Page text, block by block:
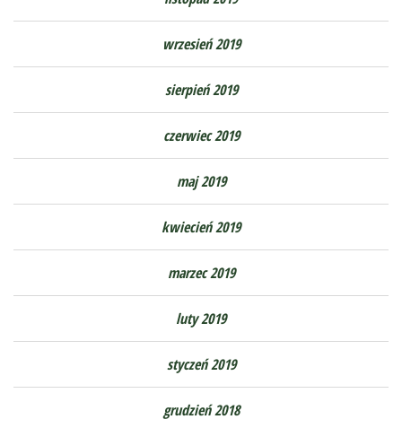
wrzesień 2019
sierpień 2019
czerwiec 2019
maj 2019
kwiecień 2019
marzec 2019
luty 2019
styczeń 2019
grudzień 2018